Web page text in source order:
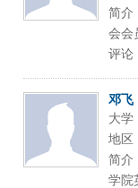
简介
会会
评论
邓飞
大学
地区
简介
学院